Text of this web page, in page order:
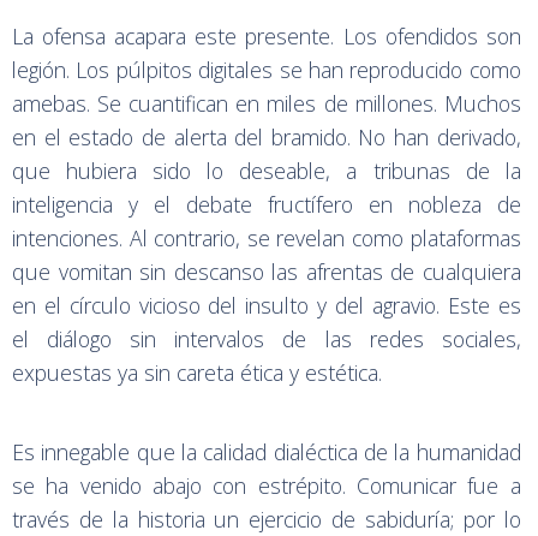
La ofensa acapara este presente. Los ofendidos son
legión. Los púlpitos digitales se han reproducido como
amebas. Se cuantifican en miles de millones. Muchos
en el estado de alerta del bramido. No han derivado,
que hubiera sido lo deseable, a tribunas de la
inteligencia y el debate fructífero en nobleza de
intenciones. Al contrario, se revelan como plataformas
que vomitan sin descanso las afrentas de cualquiera
en el círculo vicioso del insulto y del agravio. Este es
el diálogo sin intervalos de las redes sociales,
expuestas ya sin careta ética y estética.
Es innegable que la calidad dialéctica de la humanidad
se ha venido abajo con estrépito. Comunicar fue a
través de la historia un ejercicio de sabiduría; por lo